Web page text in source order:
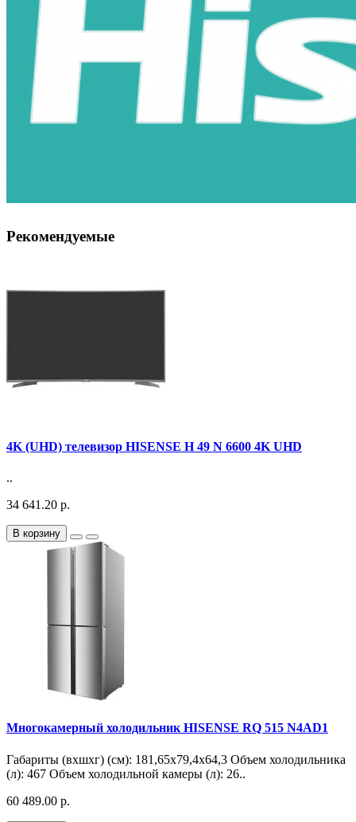
Рекомендуемые
4K (UHD) телевизор HISENSE H 49 N 6600 4K UHD
..
34 641.20 р.
В корзину
Многокамерный холодильник HISENSE RQ 515 N4AD1
Габариты (вхшхг) (см): 181,65х79,4х64,3 Объем холодильника
(л): 467 Объем холодильной камеры (л): 26..
60 489.00 р.